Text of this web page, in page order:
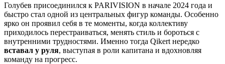
Голубев присоединился к PARIVISION в начале 2024 года и
быстро стал одной из центральных фигур команды. Особенно
ярко он проявил себя в те моменты, когда коллективу
приходилось перестраиваться, менять стиль и бороться с
внутренними трудностями. Именно тогда Qikert нередко
вставал у руля, выступая в роли капитана и вдохновляя
команду на прогресс.